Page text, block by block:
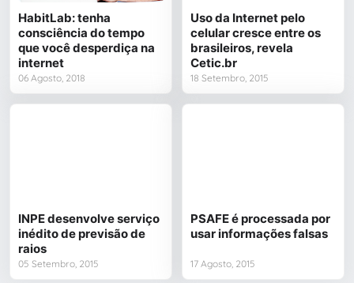
HabitLab: tenha
consciência do tempo
que você desperdiça na
internet
06 Agosto, 2018
Uso da Internet pelo
celular cresce entre os
brasileiros, revela
Cetic.br
18 Setembro, 2015
INPE desenvolve serviço
inédito de previsão de
raios
05 Setembro, 2015
PSAFE é processada por
usar informações falsas
17 Agosto, 2015